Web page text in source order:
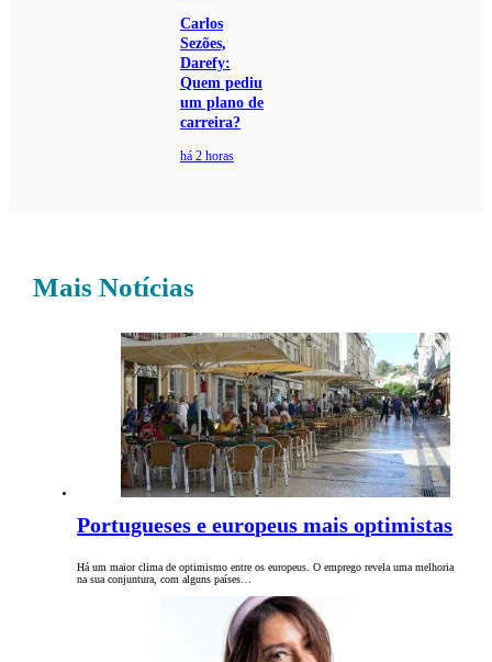
Carlos
Sezões,
Darefy:
Quem pediu
um plano de
carreira?
há 2 horas
Mais Notícias
Portugueses e europeus mais optimistas
Há um maior clima de optimismo entre os europeus. O emprego revela uma melhoria
na sua conjuntura, com alguns países…